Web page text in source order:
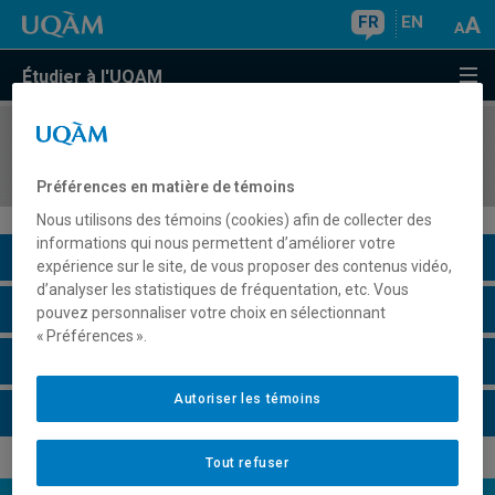
FR EN
Étudier à l'UQAM
COURS//
Description du cours
Horaire - Été 2026
Préférences en matière de témoins
Nous utilisons des témoins (cookies) afin de collecter des
informations qui nous permettent d’améliorer votre
expérience sur le site, de vous proposer des contenus vidéo,
d’analyser les statistiques de fréquentation, etc. Vous
pouvez personnaliser votre choix en sélectionnant
« Préférences ».
Tout refuser
Autoriser les témoins